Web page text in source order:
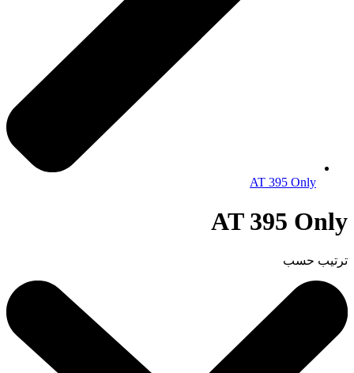
AT 395 Only
AT 395 Only
ترتيب حسب